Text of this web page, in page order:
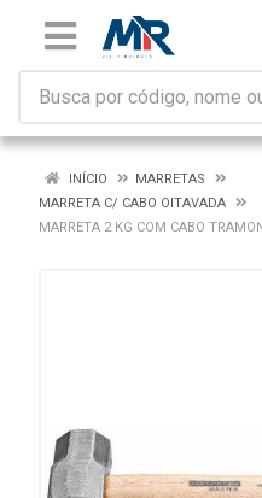
INÍCIO
MARRETAS
MARRETA C/ CABO OITAVADA
MARRETA 2 KG COM CABO